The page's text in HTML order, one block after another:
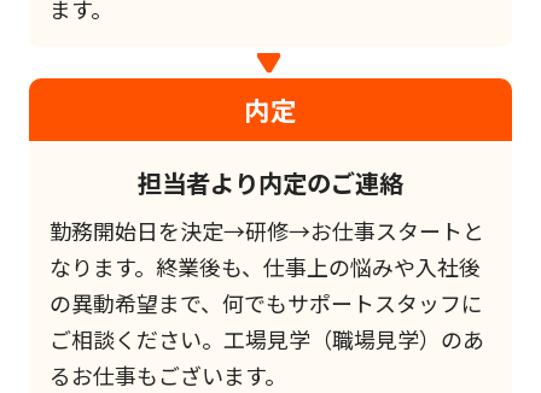
ます。
内定
担当者より内定のご連絡
勤務開始日を決定→研修→お仕事スタートと
なります。終業後も、仕事上の悩みや入社後
の異動希望まで、何でもサポートスタッフに
ご相談ください。工場見学（職場見学）のあ
るお仕事もございます。